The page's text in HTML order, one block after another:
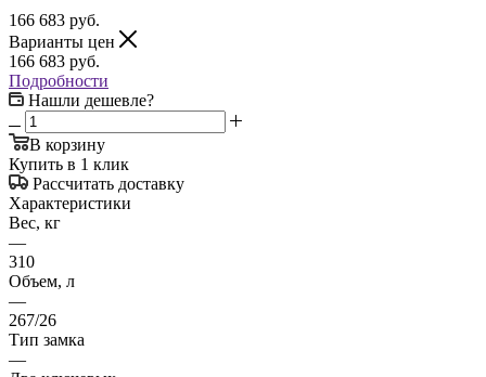
166 683 руб.
Варианты цен
166 683 руб.
Подробности
Нашли дешевле?
В корзину
Купить в 1 клик
Рассчитать доставку
Характеристики
Вес, кг
—
310
Объем, л
—
267/26
Тип замка
—